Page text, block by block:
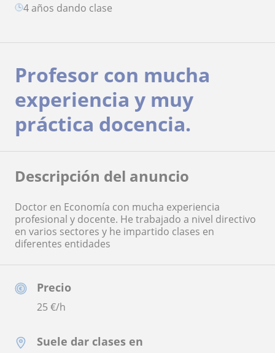
4 años dando clase
Precio
25€/h
Suele dar clases en
Profesor con mucha
experiencia y muy
práctica docencia.
Descripción del anuncio
Doctor en Economía con mucha experiencia
profesional y docente. He trabajado a nivel directivo
en varios sectores y he impartido clases en
diferentes entidades